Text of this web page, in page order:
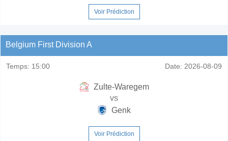
Voir Prédiction
Belgium First Division A
Temps: 15:00 Date: 2026-08-09
Zulte-Waregem
vs
Genk
Voir Prédiction